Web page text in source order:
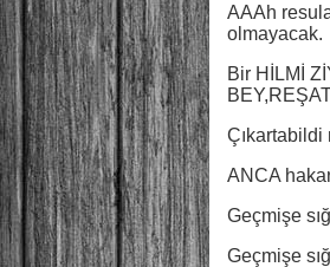
AAAh
olmayacak.
Bir HİLMİ
Çıkartabildi
ANCA
Geçmişe
Geçmişe